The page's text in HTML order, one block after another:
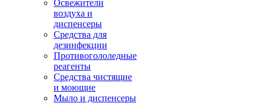
Освежители
воздуха и
диспенсеры
Средства для
дезинфекции
Противогололедные
реагенты
Средства чистящие
и моющие
Мыло и диспенсеры